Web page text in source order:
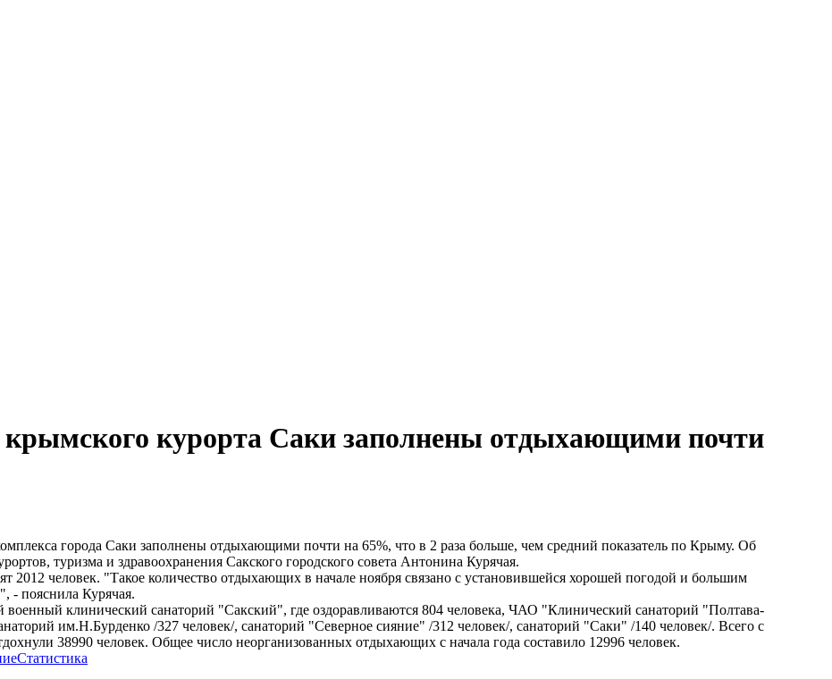
крымского курорта Саки заполнены отдыхающими почти
города Саки заполнены отдыхающими почти на 65%, что в 2 раза больше, чем средний показатель по Крыму. Об
туризма и здравоохранения Сакского городского совета Антонина Курячая.
2012 человек. "Такое количество отдыхающих в начале ноября связано с установившейся хорошей погодой и большим
- пояснила Курячая.
клинический санаторий "Сакский", где оздоравливаются 804 человека, ЧАО "Клинический санаторий "Полтава-
им.Н.Бурденко /327 человек/, санаторий "Северное сияние" /312 человек/, санаторий "Саки" /140 человек/. Всего с
38990 человек. Общее число неорганизованных отдыхающих с начала года составило 12996 человек.
Статистика